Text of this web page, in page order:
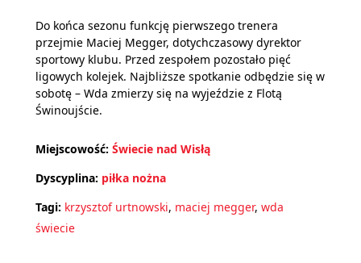
Do końca sezonu funkcję pierwszego trenera
przejmie Maciej Megger, dotychczasowy dyrektor
sportowy klubu. Przed zespołem pozostało pięć
ligowych kolejek. Najbliższe spotkanie odbędzie się w
sobotę – Wda zmierzy się na wyjeździe z Flotą
Świnoujście.
Miejscowość: Świecie nad Wisłą
Dyscyplina: piłka nożna
Tagi: krzysztof urtnowski, maciej megger, wda
świecie